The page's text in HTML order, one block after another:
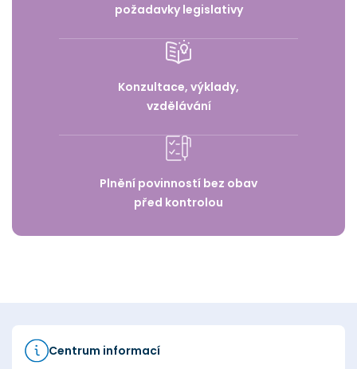
požadavky legislativy
Konzultace, výklady,
vzdělávání
Plnění povinností bez obav
před kontrolou
Centrum informací